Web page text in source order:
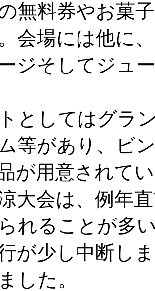
無料券やお菓
会場には他に
ジそしてジュ
としてはグラ
等があり、ビ
が用意されて
大会は、例年
れることが多
が少し中断し
した。